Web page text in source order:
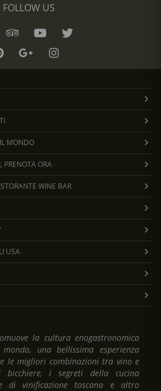
FOLLOW US
MONDO
PRENOTA ORA
WINE BAR
USA
la cultura enogastronomica
una bellissima esperienza
le migliori combinazioni tra vino e
bicchiere, i segreti della cucina
di vinificazione toscana e altro